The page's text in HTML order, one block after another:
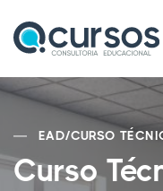
EAD/CURSO
Curso